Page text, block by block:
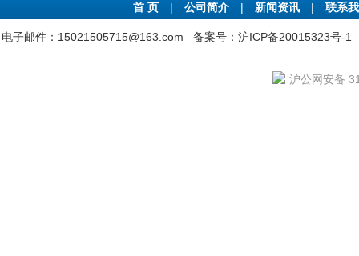
首 页 | 公司简介 | 新闻资讯 | 联系
电子邮件：15021505715@163.com 备案号：沪ICP备20015323号-1
沪公网安备